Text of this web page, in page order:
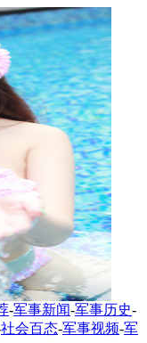
-军事新闻-军事历史-
社会百态-军事视频-军